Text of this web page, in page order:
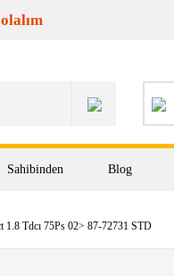
Sahibinden Blog
1.8 Tdcı 75Ps 02> 87-72731 STD